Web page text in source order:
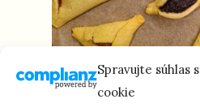
Spravujte súhlas
cookie
HAMANOVE UŠI –